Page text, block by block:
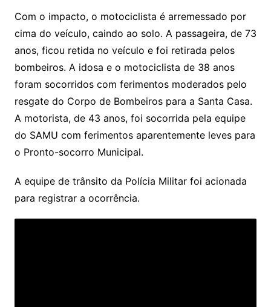
Com o impacto, o motociclista é arremessado por
cima do veículo, caindo ao solo. A passageira, de 73
anos, ficou retida no veículo e foi retirada pelos
bombeiros. A idosa e o motociclista de 38 anos
foram socorridos com ferimentos moderados pelo
resgate do Corpo de Bombeiros para a Santa Casa.
A motorista, de 43 anos, foi socorrida pela equipe
do SAMU com ferimentos aparentemente leves para
o Pronto-socorro Municipal.
A equipe de trânsito da Polícia Militar foi acionada
para registrar a ocorrência.